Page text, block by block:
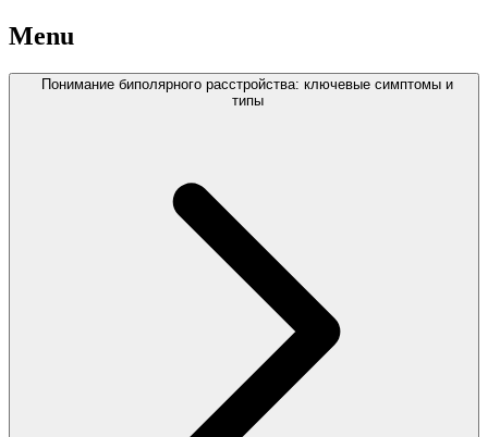
Menu
Понимание биполярного расстройства: ключевые симптомы и
типы